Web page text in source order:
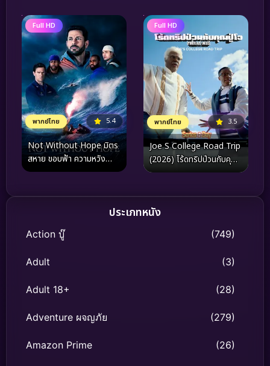
Full HD
พากย์ไทย 5.4
Not Without Hope มิตร
สหาย ขอบฟ้า ความหวัง
(2025)
Full HD
พากย์ไทย 3.5
Joe S College Road Trip
(2026) โร้ดทริปป่วนกับคุณ
ปู่โจ
ประเภทหนัง
Action บู๊ (749)
Adult (3)
Adult 18+ (28)
Adventure ผจญภัย (279)
Amazon Prime (26)